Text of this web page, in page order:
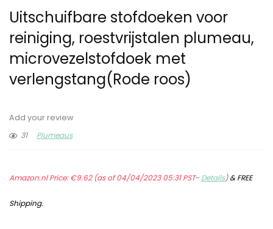
Uitschuifbare stofdoeken voor
reiniging, roestvrijstalen plumeau,
microvezelstofdoek met
verlengstang(Rode roos)
Add your review
31
Plumeaus
Amazon.nl Price:€9.62(as of 04/04/2023 05:31 PST- Details)&FREE
Shipping.